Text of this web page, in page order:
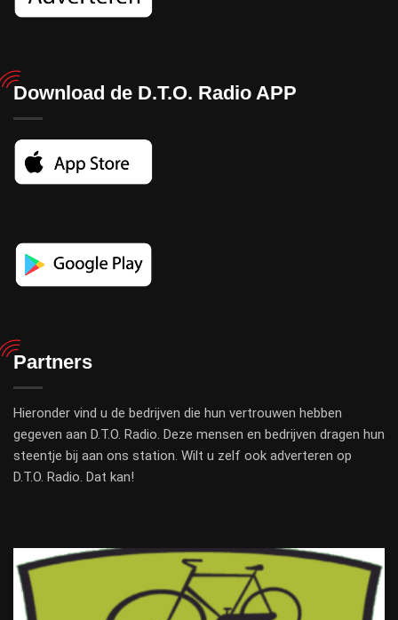
Download de D.T.O. Radio APP
Partners
Hieronder vind u de bedrijven die hun vertrouwen hebben
gegeven aan D.T.O. Radio. Deze mensen en bedrijven dragen hun
steentje bij aan ons station. Wilt u zelf ook adverteren op
D.T.O. Radio. Dat kan!